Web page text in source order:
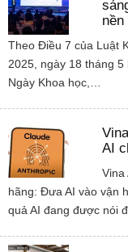
Theo Điều 7 của Luật
2025, ngày 18 tháng
Ngày Khoa học,…
AI
Vina
hãng: Đưa AI vào vận
quả AI đang được nói